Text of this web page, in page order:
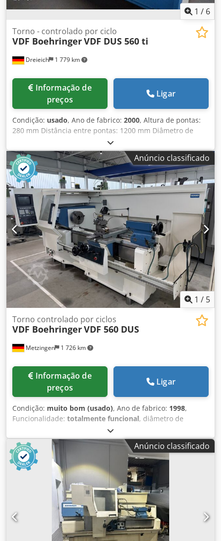
1 / 6
Dreieich 1 779 km
Torno - controlado por ciclo
VDF BoehringerVDF DUS 560 ti
preços
Ligar
Condição: usado, Ano de fabrico: 2000, Altura de pontas:
280 mm Distância entre pontas: 1200 mm Diâmetro de
torneamento sobre o barramento: 570 mm Diâmetro de
torneamento sobre o carro transversal: 365 mm
Comprimento de torneamento: 1000 mm Montagem do
fuso: DIN 55027 Gr. 8 Comando: Sinumerik 810 D SIEMENS
Cedpfx Ajx E Dn Asclorf Largura do barramento: 360 mm
Furo do fuso: 62 mm Faixa de rotação: 3 - 2500 rpm
Avanço: 5000 mm / min Avanço rápido - longitudinal/plano:
10 m/min Diâmetro do mandril de três castanhas: 250 mm
Porta-ferramentas de troca rápida SANDVIK Coromant
Capto Potência do motor do fuso: 25 kW Cone de fixação na
luva da contraponta: MK 5 Diâmetro da luva: 100 mm
Curso da luva: 190 mm Tensão de operação: 400 V Peso da
máquina aprox. 5,0 t Dimensões aprox.: 3,55 x 2,20 x 1,95
m - Nº de fábrica: 2022-3742-03 - Comando: SIEMENS
Sinumerik 810 D - Avanço rápido - Sistema de refrigeração
- Luz de trabalho da máquina
Anúncio classificado
1 / 5
Metzingen 1 726 km
Torno controlado por ciclos
VDF BoehringerVDF 560 DUS
preços
Ligar
Condição: muito bom (usado), Ano de fabrico: 1998,
Funcionalidade: totalmente funcional, diâmetro de
torneamento sobre o carro transversal:
árvore:62 mm, comprimento de torneamento:1 250 mm,
diâmetro de torneamento sobre o barramento do carro:
365 mm
, altura do centro: 280 mm, peso total:
F E R T A Podemos lhe oferecer, sem compromisso e sujeito
a alterações, diretamente do estoque, salvo erros e venda
prévia: V D F - BOEHRINGER Torno universal de controle
por ciclos Modelo: DUS 560 Ano de fabricação: 1998 /
completamente revisado em 2008 Altura entre pontas: 280
mm Diâmetro máx. de torneamento sobre o barramento:
570 mm Diâmetro máx. de torneamento sobre o carro: 365
Anúncio classificado